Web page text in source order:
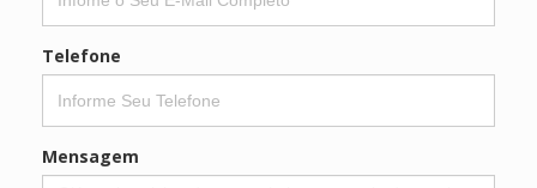
Telefone
Mensagem